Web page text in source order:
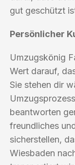
gut geschützt
Persönlicher
Umzugskönig
Wert darauf,
Sie stehen dir
beantworten
freundliches
sicherstellen,
Wiesbaden